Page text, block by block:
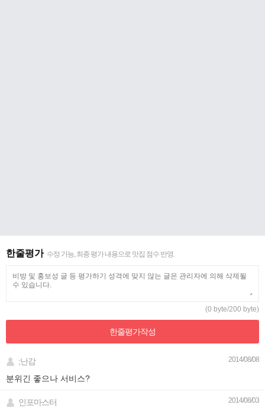
한줄평가 수정 가능, 최종 평가 내용으로 맛집 점수 반영.
(0 byte/200 byte)
한줄평가작성
;난감 2014/08/08
분위긴 좋으나 서비스?
인포마스터 2014/08/03